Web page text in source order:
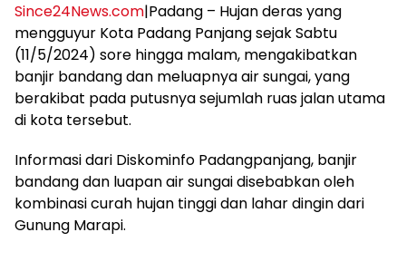
Since24News.com|Padang – Hujan deras yang
mengguyur Kota Padang Panjang sejak Sabtu
(11/5/2024) sore hingga malam, mengakibatkan
banjir bandang dan meluapnya air sungai, yang
berakibat pada putusnya sejumlah ruas jalan utama
di kota tersebut.
Informasi dari Diskominfo Padangpanjang, banjir
bandang dan luapan air sungai disebabkan oleh
kombinasi curah hujan tinggi dan lahar dingin dari
Gunung Marapi.